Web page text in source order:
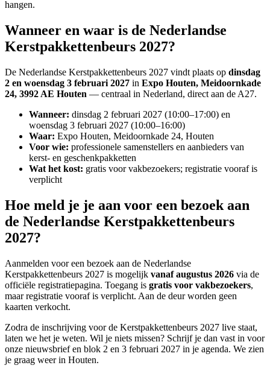
hangen.
Wanneer en waar is de Nederlandse
Kerstpakkettenbeurs 2027?
De Nederlandse Kerstpakkettenbeurs 2027 vindt plaats op dinsdag
2 en woensdag 3 februari 2027 in Expo Houten, Meidoornkade
24, 3992 AE Houten — centraal in Nederland, direct aan de A27.
Wanneer: dinsdag 2 februari 2027 (10:00–17:00) en
woensdag 3 februari 2027 (10:00–16:00)
Waar: Expo Houten, Meidoornkade 24, Houten
Voor wie: professionele samenstellers en aanbieders van
kerst- en geschenkpakketten
Wat het kost: gratis voor vakbezoekers; registratie vooraf is
verplicht
Hoe meld je je aan voor een bezoek aan
de Nederlandse Kerstpakkettenbeurs
2027?
Aanmelden voor een bezoek aan de Nederlandse
Kerstpakkettenbeurs 2027 is mogelijk vanaf augustus 2026 via de
officiële registratiepagina. Toegang is gratis voor vakbezoekers,
maar registratie vooraf is verplicht. Aan de deur worden geen
kaarten verkocht.
Zodra de inschrijving voor de Kerstpakkettenbeurs 2027 live staat,
laten we het je weten. Wil je niets missen? Schrijf je dan vast in voor
onze nieuwsbrief en blok 2 en 3 februari 2027 in je agenda. We zien
je graag weer in Houten.